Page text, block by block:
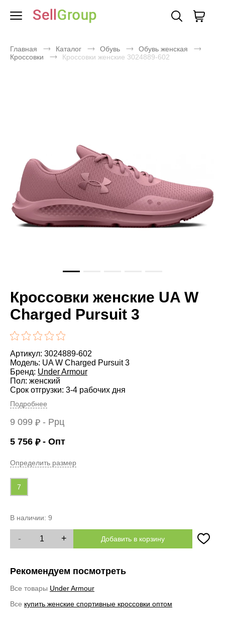
Главная Каталог Обувь
Обувь женская
Кроссовки
Кроссовки женские 3024889-602
Кроссовки женские UA W
Charged Pursuit 3
Артикул: 3024889-602
Модель: UA W Charged Pursuit 3
Бренд: Under Armour
Пол: женский
Срок отгрузки: 3-4 рабочих дня
Подробнее
9 099 ₽ - Ррц
5 756 ₽- Опт
Определить размер
7
В наличии: 9
- + Добавить в корзину
Рекомендуем посмотреть
Все товары Under Armour
Все купить женские спортивные кроссовки оптом